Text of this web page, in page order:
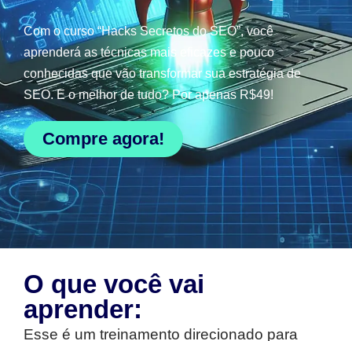
Com o curso “Hacks Secretos do SEO”, você
aprenderá as técnicas mais eficazes e pouco
conhecidas que vão transformar sua estratégia de
SEO. E o melhor de tudo? Por apenas R$49!
Compre agora!
O que você vai
aprender:
Esse é um treinamento direcionado para